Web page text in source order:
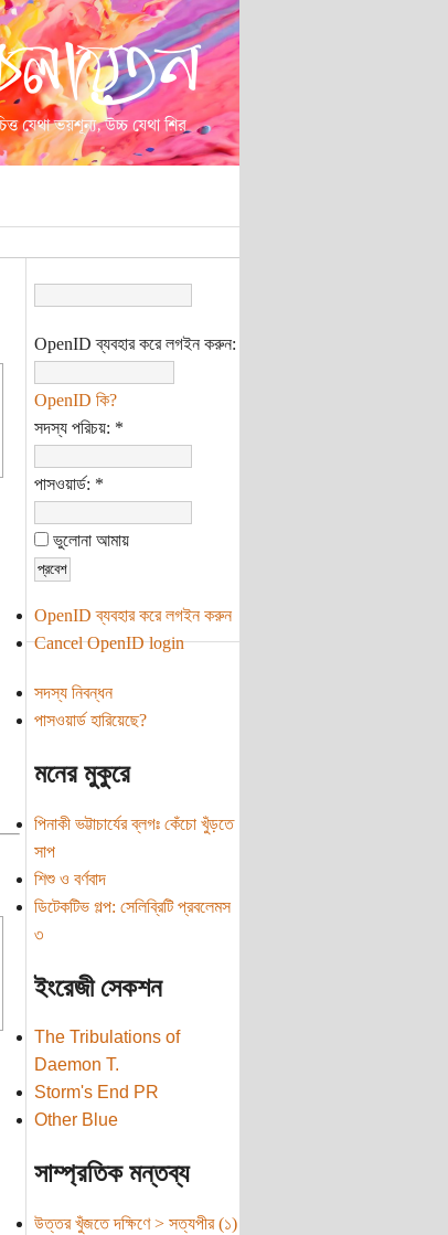
OpenID ব্যবহার করে লগইন করুন:
OpenID কি?
সদস্য পরিচয়: *
পাসওয়ার্ড: *
ভুলোনা আমায়
OpenID ব্যবহার করে লগইন করুন
Cancel OpenID login
সদস্য নিবন্ধন
পাসওয়ার্ড হারিয়েছে?
মনের মুকুরে
পিনাকী ভট্টাচার্যের ব্লগঃ কেঁচো খুঁড়তে
সাপ
শিশু ও বর্ণবাদ
ডিটেকটিভ গল্প: সেলিব্রিটি প্রবলেমস
৩
ইংরেজী সেকশন
The Tribulations of
Daemon T.
Storm's End PR
Other Blue
সাম্প্রতিক মন্তব্য
উত্তর খুঁজতে দক্ষিণে > সত্যপীর (১)